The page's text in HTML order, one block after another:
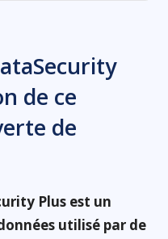
de ce
de
Plus est un
utilisé par de